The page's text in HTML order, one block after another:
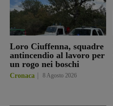
Loro Ciuffenna, squadre
antincendio al lavoro per
un rogo nei boschi
Cronaca 8 Agosto 2026